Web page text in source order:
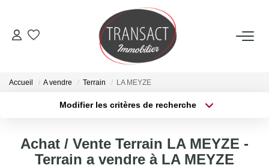
ACCUEIL
Accueil A vendre Terrain LA MEYZE
Modifier les critères de recherche
Sélectionnez...
Type de bien
Surface min
Achat / Vente Terrain LA MEYZE -
Terrain a vendre à LA MEYZE